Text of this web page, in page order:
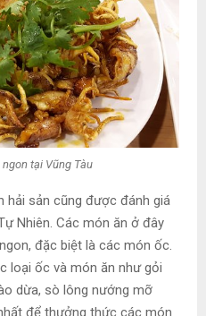
tại Vũng Tàu
hải sản cũng được đánh giá
Nhiên. Các món ăn ở đây
đặc biệt là các món ốc.
loại ốc và món ăn như gỏi
dừa, sò lông nướng mỡ
để thưởng thức các món